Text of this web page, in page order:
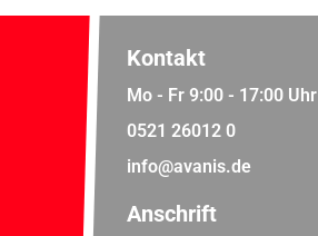
Kontakt
Mo - Fr 9:00 - 17:00 Uhr
0521 26012 0
info@avanis.de
Anschrift